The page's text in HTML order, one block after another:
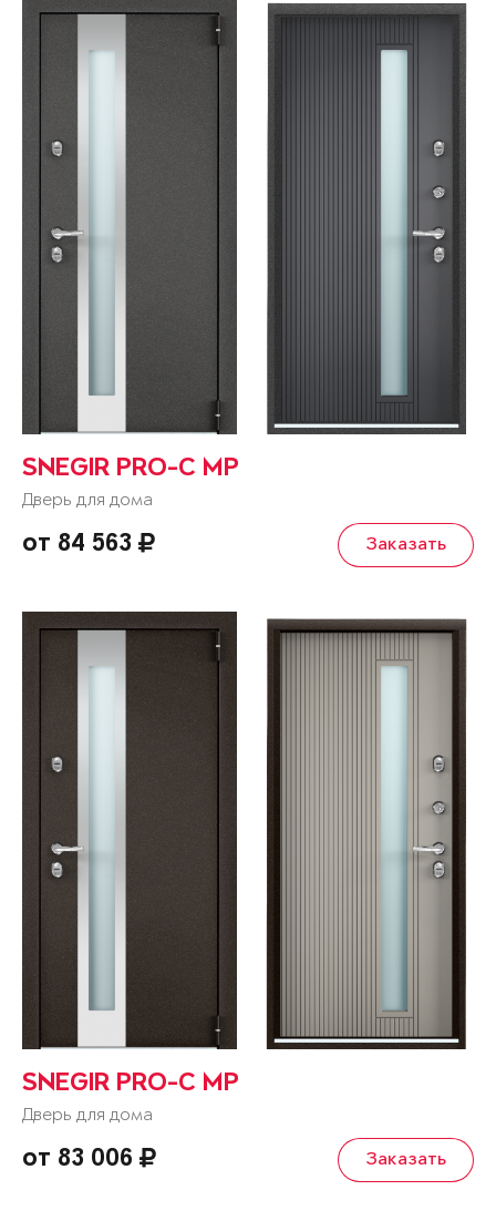
SNEGIR PRO-C MP
Дверь для дома
от 84 563 Заказать
SNEGIR PRO-C MP
Дверь для дома
от 83 006 Заказать